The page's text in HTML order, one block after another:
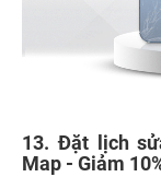
13. Đặt lịch
Map - Giảm